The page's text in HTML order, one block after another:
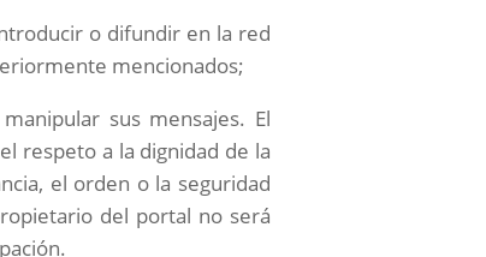
o difundir en la red
mencionados;
sus mensajes. El
respeto a la dignidad de la
el orden o la seguridad
del portal no será